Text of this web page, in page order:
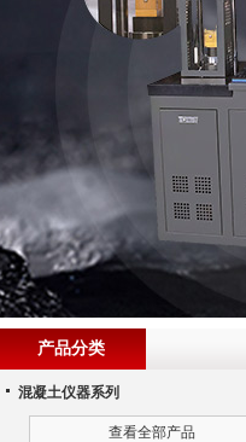
产品分类
混凝土仪器系列
查看全部产品